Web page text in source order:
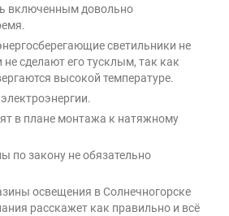
включенным довольно
светильники не
не сделают его тусклым, так как
высокой температуре.
в плане монтажа к натяжному
по закону не обязательно
освещения в Солнечногорске
расскажет как правильно и всё